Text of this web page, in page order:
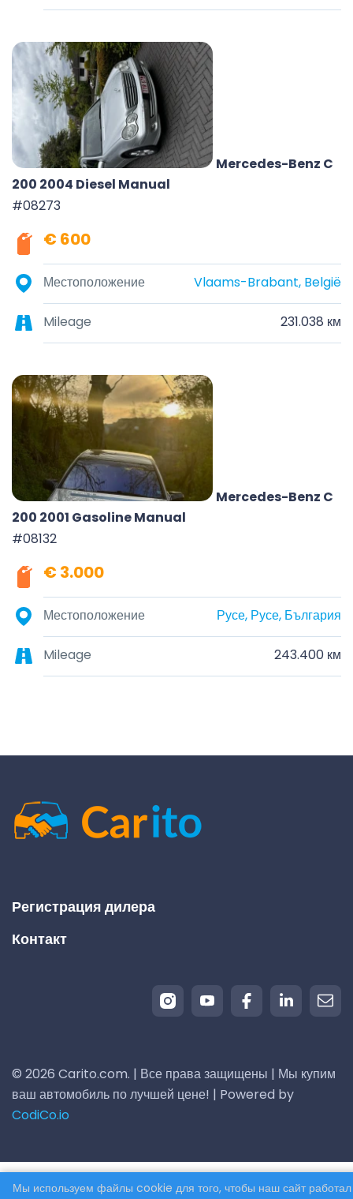
Mercedes-Benz C
200 2004 Diesel Manual
#08273
€ 600
Местоположение Vlaams-Brabant, België
Mileage 231.038 км
Mercedes-Benz C
200 2001 Gasoline Manual
#08132
€ 3.000
Местоположение Русе, Русе, България
Mileage 243.400 км
Регистрация дилера
Контакт
© 2026 Carito.com. | Все права защищены | Мы купим
ваш автомобиль по лучшей цене! | Powered by
CodiCo.io
Мы используем файлы cookie для того, чтобы наш сайт работал